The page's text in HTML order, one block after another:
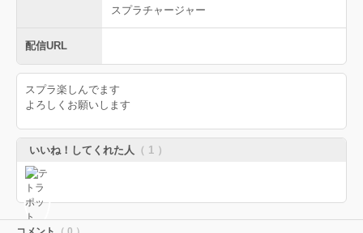
スプラチャージャー
配信URL
スプラ楽しんでます
よろしくお願いします
いいね！してくれた人 （ 1 ）